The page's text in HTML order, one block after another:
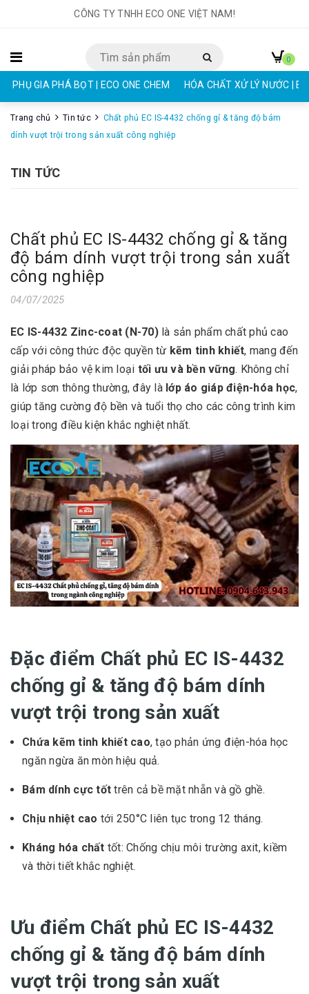
CÔNG TY TNHH ECO ONE VIỆT NAM!
PHỤ GIA PHÁ BỌT | ECO ONE CHEM HÓA CHẤT XỬ LÝ NƯỚC |
0
Trang chủ Tin tức
Chất phủ EC IS-4432 chống gỉ & tăng độ bám
dính vượt trội trong sản xuất công nghiệp
TIN TỨC
Chất phủ EC IS-4432 chống gỉ & tăng
độ bám dính vượt trội trong sản xuất
công nghiệp
04/07/2025
EC IS-4432 Zinc-coat (N-70)là sản phẩm chất phủ cao
cấp với công thức độc quyền từ kẽm tinh khiết, mang đến
giải pháp bảo vệ kim loại tối ưu và bền vững. Không chỉ
là lớp sơn thông thường, đây là lớp áo giáp điện-hóa học,
giúp tăng cường độ bền và tuổi thọ cho các công trình kim
loại trong điều kiện khắc nghiệt nhất.
Đặc điểm Chất phủ EC IS-4432
chống gỉ & tăng độ bám dính
vượt trội trong sản xuất
Chứa kẽm tinh khiết cao, tạo phản ứng điện-hóa học
ngăn ngừa ăn mòn hiệu quả.
Bám dính cực tốt trên cả bề mặt nhẵn và gồ ghề.
Chịu nhiệt cao tới 250°C liên tục trong 12 tháng.
Kháng hóa chất tốt: Chống chịu môi trường axit, kiềm
và thời tiết khắc nghiệt.
Ưu điểm Chất phủ EC IS-4432
chống gỉ & tăng độ bám dính
vượt trội trong sản xuất